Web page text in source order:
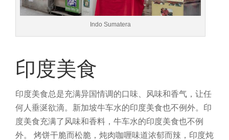
Indo Sumatera
印度美食
印度美食总是充满异国情调的口味、风味和香气，让任
何人垂涎欲滴。新加坡牛车水的印度美食也不例外。印
度美食充满了风味和香料，牛车水的印度美食也不例
外。
烤饼干脆而松脆，炖肉咖喱味道浓郁而辣，印度炖